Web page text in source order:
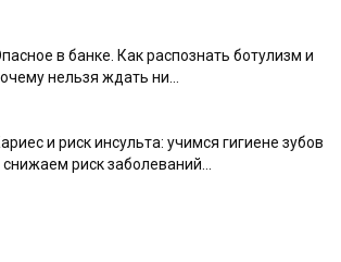
в банке. Как распознать ботулизм и
нельзя ждать ни...
и риск инсульта: учимся гигиене зубов
снижаем риск заболеваний...